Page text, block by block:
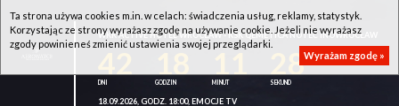
WKK ACTIVE HOTEL WROCŁAW - KSK QEMETICA NOTEĆ INOWROCŁAW
28
18.09.2026, GODZ. 18:00, EMOCJE TV
Ta strona używa cookies m.in. w celach: świadczenia usług, reklamy, statystyk.
Korzystając ze strony wyrażasz zgodę na używanie cookie. Jeżeli nie wyrażasz
zgody powinieneś zmienić ustawienia swojej przeglądarki.
Wyrażam zgodę »